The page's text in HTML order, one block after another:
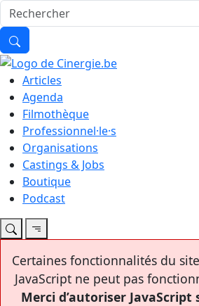
Articles
Agenda
Filmothèque
Professionnel·le·s
Organisations
Castings & Jobs
Boutique
Podcast
Certaines fonctionnalités du
JavaScript ne peut pas
Merci d’autoriser JavaScript